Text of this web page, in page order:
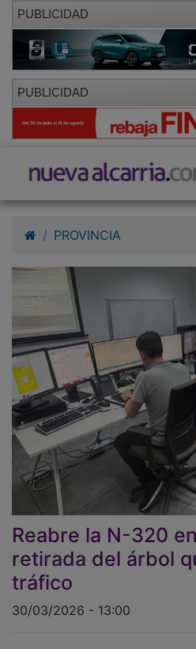
PUBLICIDAD
PUBLICIDAD
Reabre la N-320
retirada del árbol
tráfico